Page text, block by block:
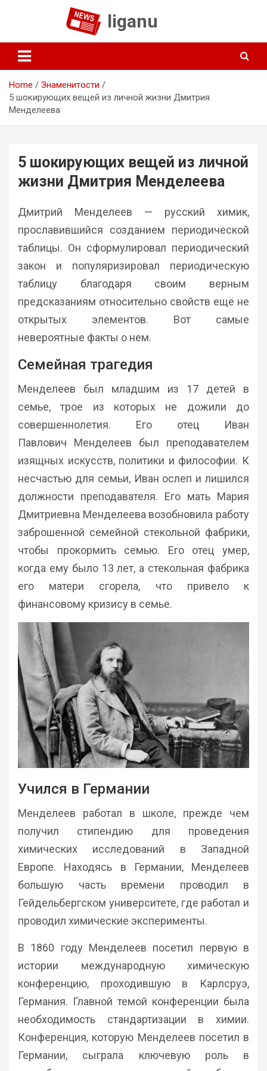
liganu
Home
Знаменитости
5 шокирующих вещей из личной жизни Дмитрия
Менделеева
5 шокирующих вещей из личной
жизни Дмитрия Менделеева
Дмитрий Менделеев — русский химик,
прославившийся созданием периодической
таблицы. Он сформулировал периодический
закон и популяризировал периодическую
таблицу благодаря своим верным
предсказаниям относительно свойств ещё не
открытых элементов. Вот самые
невероятные факты о нем.
Семейная трагедия
Менделеев был младшим из 17 детей в
семье, трое из которых не дожили до
совершеннолетия. Его отец Иван
Павлович Менделеев был преподавателем
изящных искусств, политики и философии. К
несчастью для семьи, Иван ослеп и лишился
должности преподавателя. Его мать Мария
Дмитриевна Менделеева возобновила работу
заброшенной семейной стекольной фабрики,
чтобы прокормить семью. Его отец умер,
когда ему было 13 лет, а стекольная фабрика
его матери сгорела, что привело к
финансовому кризису в семье.
Учился в Германии
Менделеев работал в школе, прежде чем
получил стипендию для проведения
химических исследований в Западной
Европе. Находясь в Германии, Менделеев
большую часть времени проводил в
Гейдельбергском университете, где работал и
проводил химические эксперименты.
В 1860 году Менделеев посетил первую в
истории международную химическую
конференцию, проходившую в Карлсруэ,
Германия. Главной темой конференции была
необходимость стандартизации в химии.
Конференция, которую Менделеев посетил в
Германии, сыграла ключевую роль в